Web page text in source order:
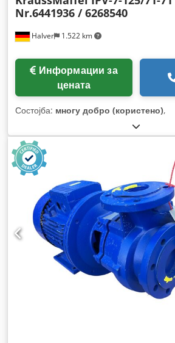
Halver 1.522 km
Nr.6441936 / 6268540
цената
Состојба: многу добро (користено),